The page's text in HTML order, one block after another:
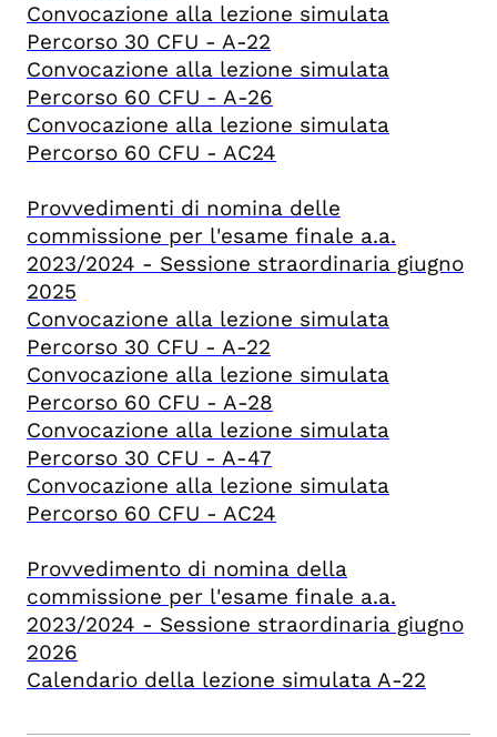
Convocazione alla lezione simulata
Percorso 30 CFU - A-22
Convocazione alla lezione simulata
Percorso 60 CFU - A-26
Convocazione alla lezione simulata
Percorso 60 CFU - AC24
Provvedimenti di nomina delle
commissione per l'esame finale a.a.
2023/2024 - Sessione straordinaria giugno
2025
Convocazione alla lezione simulata
Percorso 30 CFU - A-22
Convocazione alla lezione simulata
Percorso 60 CFU - A-28
Convocazione alla lezione simulata
Percorso 30 CFU - A-47
Convocazione alla lezione simulata
Percorso 60 CFU - AC24
Provvedimento di nomina della
commissione per l'esame finale a.a.
2023/2024 - Sessione straordinaria giugno
2026
Calendario della lezione simulata A-22